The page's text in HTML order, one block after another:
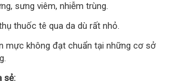
sưng viêm, nhiễm trùng.
thuốc tê qua da dù rất nhỏ.
mực không đạt chuẩn tại những cơ sở
sẻ: